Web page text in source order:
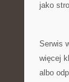
jako
Serwis
więcej
albo